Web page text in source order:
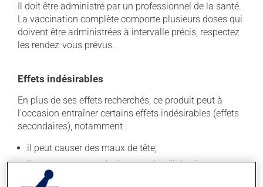
Il doit être administré par un professionnel de la santé.
La vaccination complète comporte plusieurs doses qui
doivent être administrées à intervalle précis, respectez
les rendez-vous prévus.
Effets indésirables
En plus de ses effets recherchés, ce produit peut à
l'occasion entraîner certains effets indésirables (effets
secondaires), notamment :
il peut causer des maux de tête;
il peut causer une douleur au site d'injection;
il peut causer une fatigue inhabituelle;